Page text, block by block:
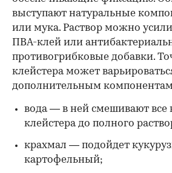
выступают натуральные
или мука. Раствор можно
ПВА-клей или
противогрибковые добавки.
клейстера может
дополнительным компонентам
вода — в ней смешивают
клейстера до полного
крахмал — подойдет
картофельный;